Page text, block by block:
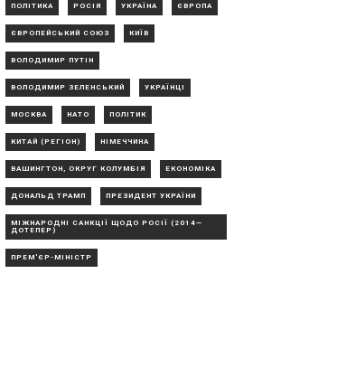
ПОЛІТИКА РОСІЯ УКРАЇНА ЄВРОПА
ЄВРОПЕЙСЬКИЙ СОЮЗ КИЇВ
ВОЛОДИМИР ПУТІН
ВОЛОДИМИР ЗЕЛЕНСЬКИЙ УКРАЇНЦІ
МОСКВА НАТО ПОЛІТИК
КИТАЙ (РЕГІОН) НІМЕЧЧИНА
ВАШИНГТОН, ОКРУГ КОЛУМБІЯ ЕКОНОМІКА
ДОНАЛЬД ТРАМП ПРЕЗИДЕНТ УКРАЇНИ
МІЖНАРОДНІ САНКЦІЇ ЩОДО РОСІЇ (2014—
ДОТЕПЕР)
ПРЕМ'ЄР-МІНІСТР